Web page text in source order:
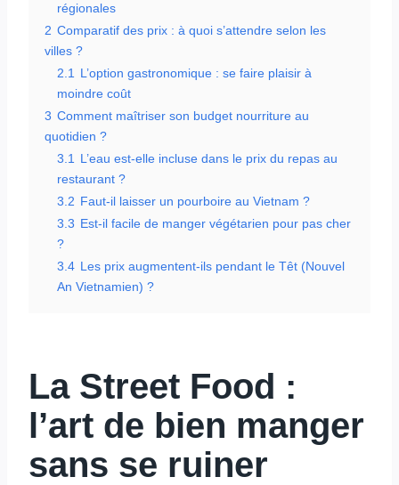
régionales
2 Comparatif des prix : à quoi s’attendre selon les
villes ?
2.1
L’option gastronomique : se faire plaisir à
moindre coût
3 Comment maîtriser son budget nourriture au
quotidien ?
3.1
L’eau est-elle incluse dans le prix du repas au
restaurant ?
3.2 Faut-il laisser un pourboire au Vietnam ?
3.3 Est-il facile de manger végétarien pour pas cher
?
3.4 Les prix augmentent-ils pendant le Têt (Nouvel
An Vietnamien) ?
La Street Food :
l’art de bien manger
sans se ruiner